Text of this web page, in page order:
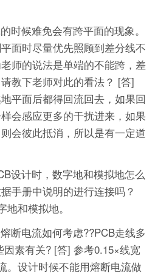
时候难免会有跨平面的现象。
面时尽量优先照顾到差分线不
师的说法是单端的不能跨，差
教下老师对此的看法？ [答]
平面后都得回流回去，如果回
会感应更多的干扰进来，如果
会彼此抵消，所以是有一定道
设计时，数字地和模拟地怎么
手册中说明的进行连接吗？
和模拟地。
断电流如何考虑??PCB走线多
因素有关? [答] 参考0.15×线宽
。设计时候不能用熔断电流做